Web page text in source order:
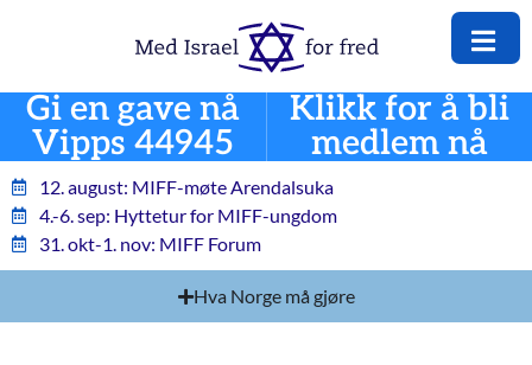
Gi en gave nå
Vipps 44945
Klikk for å bli
medlem nå
12. august: MIFF-møte Arendalsuka
4.-6. sep: Hyttetur for MIFF-ungdom
31. okt-1. nov: MIFF Forum
Hva Norge må gjøre